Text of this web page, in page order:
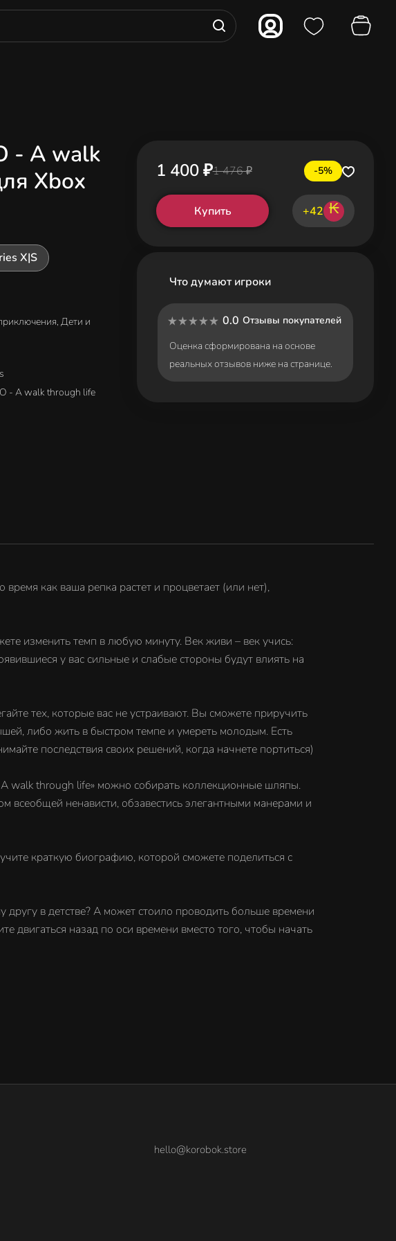
- A walk
Xbox
X|S
Дети и
- A walk through life
1 400 ₽1 476 ₽ -5%
Купить +42 ₭
Что думают игроки
0.0 Отзывы покупателей
Оценка сформирована на основе
реальных отзывов ниже на странице.
как ваша репка растет и процветает (или нет),
изменить темп в любую минуту. Век живи – век учись:
у вас сильные и слабые стороны будут влиять на
тех, которые вас не устраивают. Вы сможете приручить
либо жить в быстром темпе и умереть молодым. Есть
последствия своих решений, когда начнете портиться)
walk through life» можно собирать коллекционные шляпы.
всеобщей ненависти, обзавестись элегантными манерами и
краткую биографию, которой сможете поделиться с
в детстве? А может стоило проводить больше времени
двигаться назад по оси времени вместо того, чтобы начать
hello@korobok.store